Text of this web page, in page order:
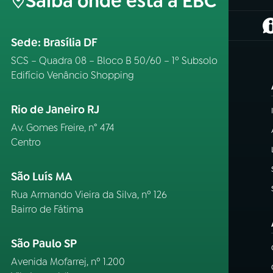
Sede: Brasília DF
SCS – Quadra 08 – Bloco B 50/60 – 1º Subsolo
Edifício Venâncio Shopping
Rio de Janeiro RJ
Av. Gomes Freire, n° 474
Centro
São Luís MA
Rua Armando Vieira da Silva, nº 126
Bairro de Fátima
São Paulo SP
Avenida Mofarrej, nº 1.200